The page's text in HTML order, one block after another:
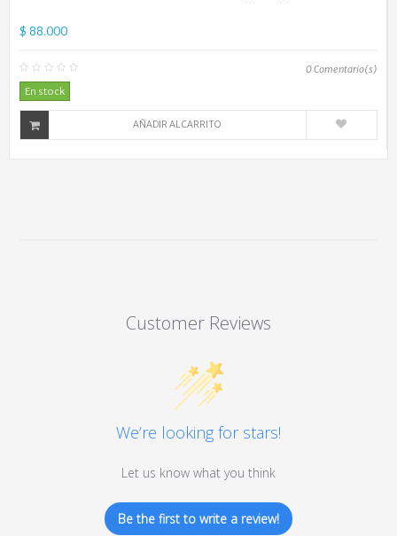
$ 88.000
0Comentario(s)
En stock
AÑADIR AL CARRITO
Customer Reviews
We’re looking for stars!
Let us know what you think
Be the first to write a review!